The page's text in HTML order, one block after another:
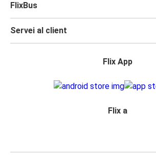
FlixBus
Servei al client
Flix App
Flix a